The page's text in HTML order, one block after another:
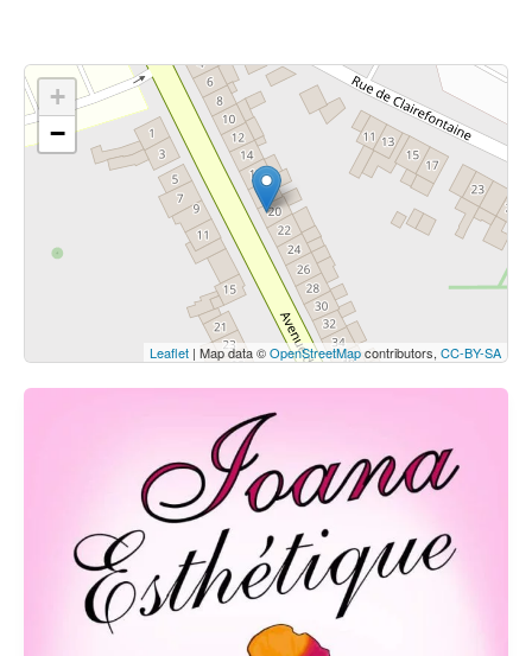
Cliquez sur le bouton pour afficher la carte.
Voir la carte
+
−
Leaflet | Map data ©OpenStreetMapcontributors, CC-BY-SA